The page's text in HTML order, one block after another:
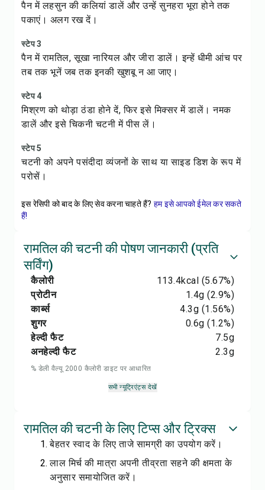
पैन में लहसुन की कलियां डालें और उन्हें सुनहरा भूरा होने तक
पकाएं। अलग रख दें।
स्टेप 3
पैन में रामतिल, सूखा नारियल और जीरा डालें। इन्हें धीमी आंच पर
तब तक भूनें जब तक इनकी खुशबू न आ जाए।
स्टेप 4
मिश्रण को थोड़ा ठंडा होने दें, फिर इसे मिक्सर में डालें। नमक
डालें और इसे चिकनी चटनी में पीस लें।
स्टेप 5
चटनी को अपने पसंदीदा व्यंजनों के साथ या साइड डिश के रूप में
परोसें।
इस रेसिपी को बाद के लिए सेव करना चाहते हैं? हम इसे आपको ईमेल कर सकते
हैं!
रामतिल की चटनी की पोषण जानकारी (प्रति
सर्विंग)
कैलोरी 113.4kcal (5.67%)
प्रोटीन
1.4g (2.9%)
कार्ब्स
4.3g (1.56%)
शुगर
0.6g (1.2%)
हेल्दी फैट
7.5g
अनहेल्दी फैट
2.3g
% डेली वैल्यू 2000 कैलोरी डाइट पर आधारित
सभी न्यूट्रिएंट्स देखें
रामतिल की चटनी के लिए टिप्स और ट्रिक्स
बेहतर स्वाद के लिए ताजे सामग्री का उपयोग करें।
लाल मिर्च की मात्रा अपनी तीव्रता सहने की क्षमता के
अनुसार समायोजित करें।